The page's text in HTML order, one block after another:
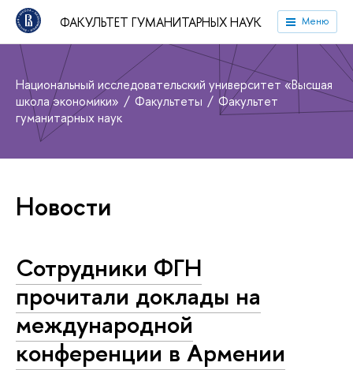
ФАКУЛЬТЕТ ГУМАНИТАРНЫХ НАУК Меню
Национальный исследовательский университет «Высшая
школа экономики»
Факультеты
Факультет
гуманитарных наук
Новости
Сотрудники ФГН
прочитали доклады на
международной
конференции в Армении